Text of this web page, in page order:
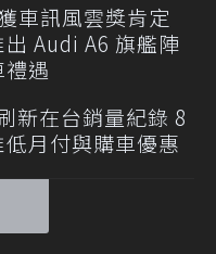
車訊風雲獎肯定
Audi A6 旗艦陣
遇
新在台銷量紀錄 8
月付與購車優惠